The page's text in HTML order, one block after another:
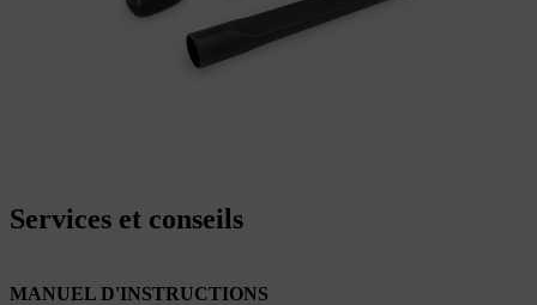
Services et conseils
MANUEL D'INSTRUCTIONS